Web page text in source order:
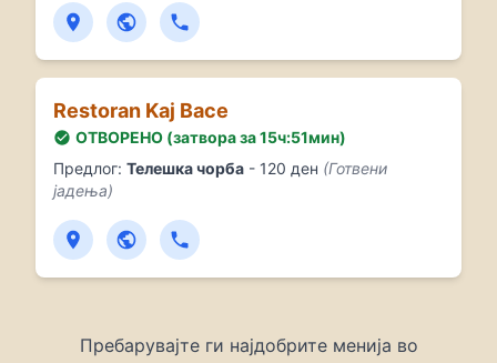
Restoran Kaj Bace
ОТВОРЕНО (затвора за 15ч:51мин)
Предлог: Телешка чорба - 120 ден (Готвени
јадења)
Пребарувајте ги најдобрите менија во